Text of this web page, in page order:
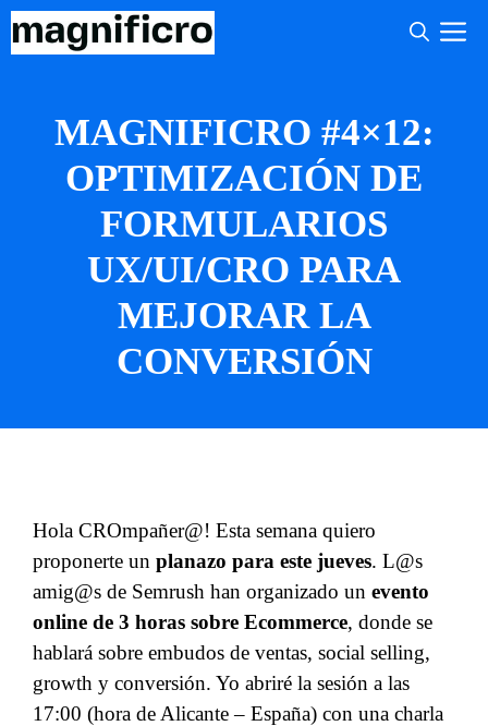
Saltar
MAGNIFICRO #4×12:
OPTIMIZACIÓN DE
FORMULARIOS
UX/UI/CRO PARA
MEJORAR LA
CONVERSIÓN
Hola CROmpañer@! Esta semana quiero
proponerte un planazo para este jueves. L@s
amig@s de Semrush han organizado un evento
online de 3 horas sobre Ecommerce, donde se
hablará sobre embudos de ventas, social selling,
growth y conversión. Yo abriré la sesión a las
17:00 (hora de Alicante – España) con una charla